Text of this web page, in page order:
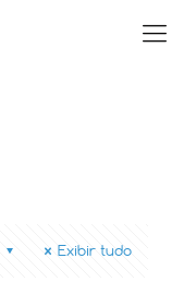
Exibir tudo